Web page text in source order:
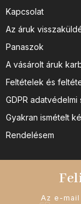
Kapcsolat
Az áruk
Panaszok
A vásárolt áruk
Feltételek és
GDPR
Gyakran ismételt
Rendelésem
Az e-